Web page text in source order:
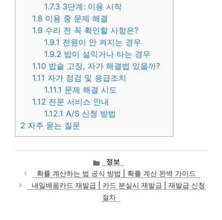
1.7.3 3단계: 이용 시작
1.8 이용 중 문제 해결
1.9 수리 전 꼭 확인할 사항은?
1.9.1 전원이 안 켜지는 경우
1.9.2 밥이 설익거나 타는 경우
1.10 밥솥 고장, 자가 해결법 있을까?
1.11 자가 점검 및 응급조치
1.11.1 문제 해결 시도
1.12 전문 서비스 안내
1.12.1 A/S 신청 방법
2 자주 묻는 질문
카
테
고
리
정보
확률 계산하는 법 공식 방법 | 확률 계산 완벽 가이드
내일배움카드 재발급 | 카드 분실시 재발급 | 재발급 신청
절차